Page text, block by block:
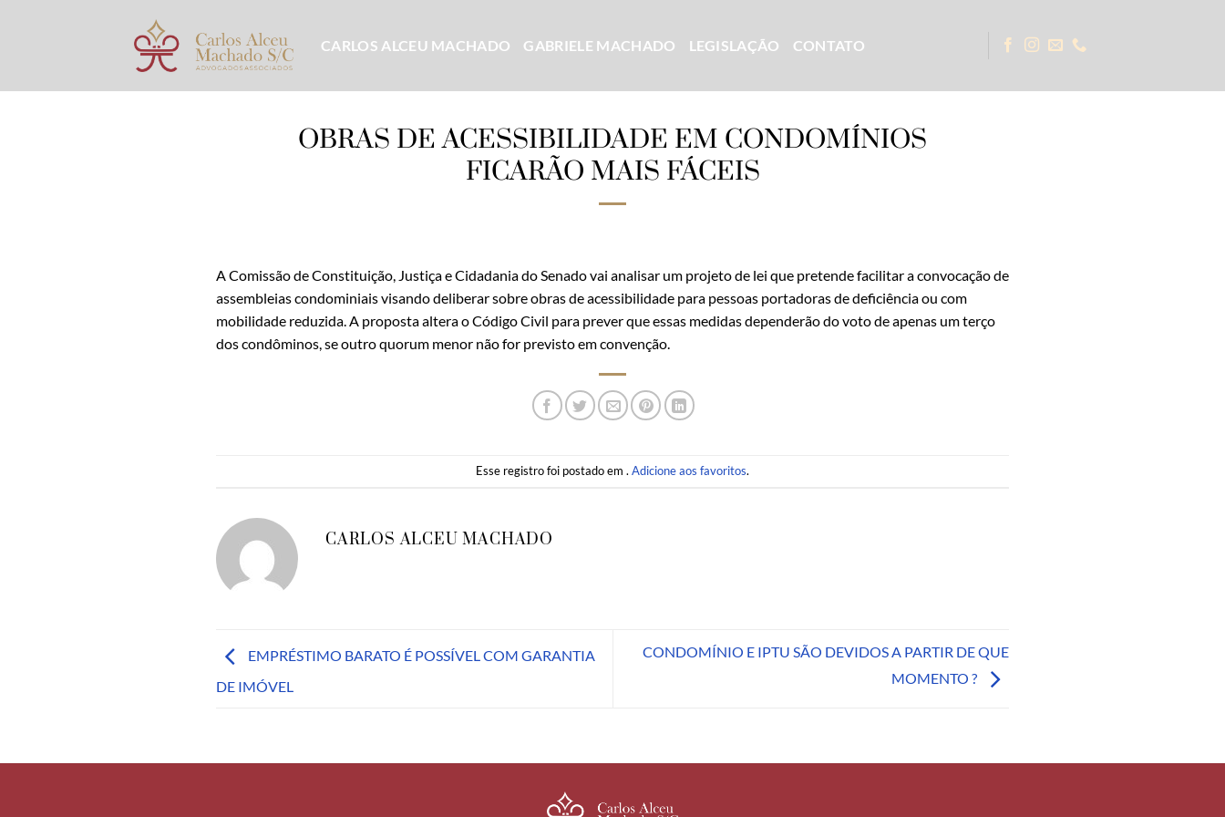
CARLOS ALCEU MACHADO GABRIELE MACHADO LEGISLAÇÃO CONTATO
OBRAS DE ACESSIBILIDADE EM CONDOMÍNIOS
FICARÃO MAIS FÁCEIS
A Comissão de Constituição, Justiça e Cidadania do Senado vai analisar um projeto de lei que pretende facilitar a convocação de
assembleias condominiais visando deliberar sobre obras de acessibilidade para pessoas portadoras de deficiência ou com
mobilidade reduzida. A proposta altera o Código Civil para prever que essas medidas dependerão do voto de apenas um terço
dos condôminos, se outro quorum menor não for previsto em convenção.
Esse registro foi postado em . Adicione aos favoritos.
CARLOS ALCEU MACHADO
EMPRÉSTIMO BARATO É POSSÍVEL COM GARANTIA
DE IMÓVEL
CONDOMÍNIO E IPTU SÃO DEVIDOS A PARTIR DE QUE
MOMENTO ?